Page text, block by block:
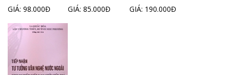
GIÁ: 98.000Đ GIÁ: 85.000Đ GIÁ: 190.000Đ